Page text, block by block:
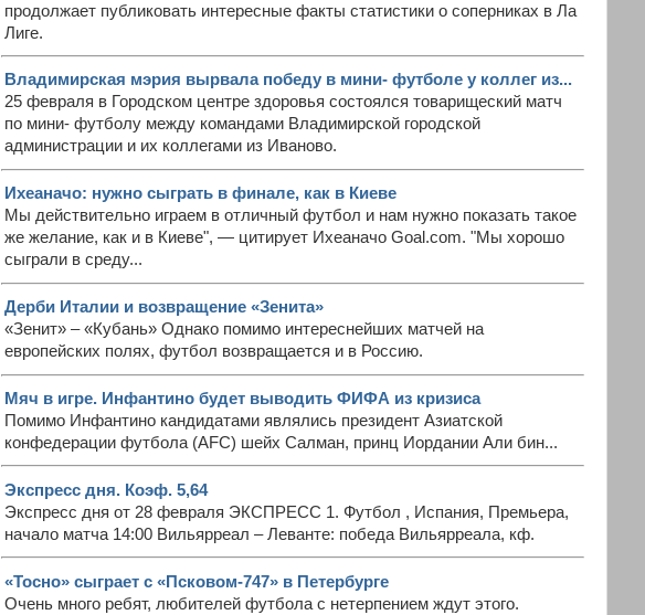
продолжает публиковать интересные факты статистики о соперниках в Ла
Лиге.
Владимирская мэрия вырвала победу в мини- футболе у коллег из...
25 февраля в Городском центре здоровья состоялся товарищеский матч
по мини- футболу между командами Владимирской городской
администрации и их коллегами из Иваново.
Ихеаначо: нужно сыграть в финале, как в Киеве
Мы действительно играем в отличный футбол и нам нужно показать такое
же желание, как и в Киеве", — цитирует Ихеаначо Goal.com. "Мы хорошо
сыграли в среду...
Дерби Италии и возвращение «Зенита»
«Зенит» – «Кубань» Однако помимо интереснейших матчей на
европейских полях, футбол возвращается и в Россию.
Мяч в игре. Инфантино будет выводить ФИФА из кризиса
Помимо Инфантино кандидатами являлись президент Азиатской
конфедерации футбола (AFC) шейх Салман, принц Иордании Али бин...
Экспресс дня. Коэф. 5,64
Экспресс дня от 28 февраля ЭКСПРЕСС 1. Футбол , Испания, Премьера,
начало матча 14:00 Вильярреал – Леванте: победа Вильярреала, кф.
«Тосно» сыграет с «Псковом-747» в Петербурге
Очень много ребят, любителей футбола с нетерпением ждут этого.